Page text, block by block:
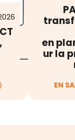
en
ur la
EN